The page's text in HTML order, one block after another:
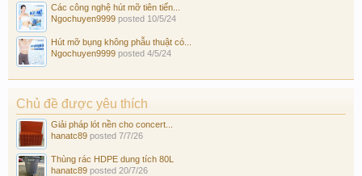
Các công nghệ hút mỡ tiên tiến...
Ngochuyen9999 posted 10/5/24
Hút mỡ bụng không phẫu thuật có...
Ngochuyen9999 posted 4/5/24
Chủ đề được yêu thích
Giải pháp lót nền cho concert...
hanatc89 posted 7/7/26
Thùng rác HDPE dung tích 80L
hanatc89 posted 20/7/26